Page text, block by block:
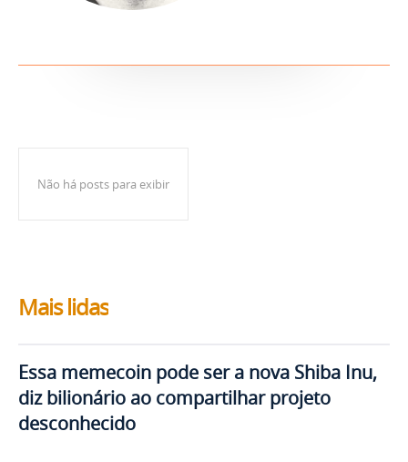
Não há posts para exibir
Mais lidas
Essa memecoin pode ser a nova Shiba Inu,
diz bilionário ao compartilhar projeto
desconhecido